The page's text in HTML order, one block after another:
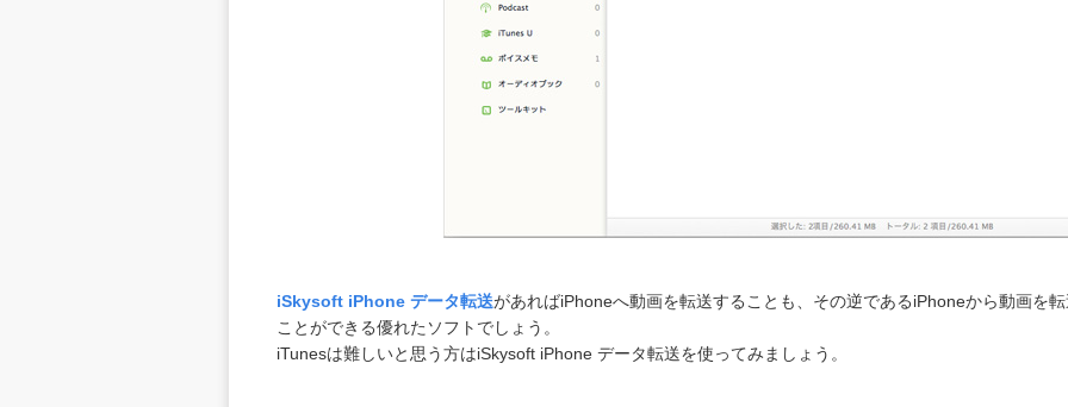
iSkysoft iPhone データ転送があればiPhoneへ動画を転送することも、その逆であるiPhoneから動画を
ことができる優れたソフトでしょう。
iTunesは難しいと思う方はiSkysoft iPhone データ転送を使ってみましょう。